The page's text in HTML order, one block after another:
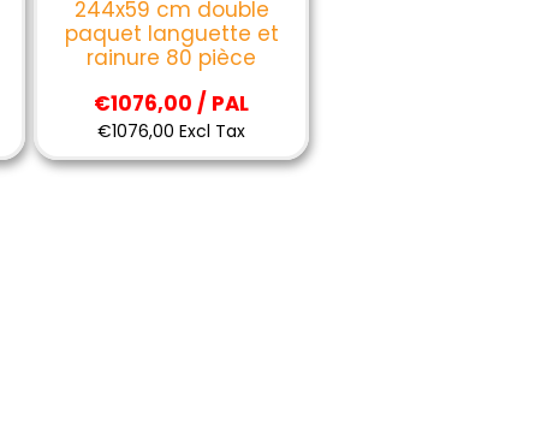
244x59 cm double
paquet languette et
rainure 80 pièce
€1076,00 / PAL
€1076,00 Excl Tax